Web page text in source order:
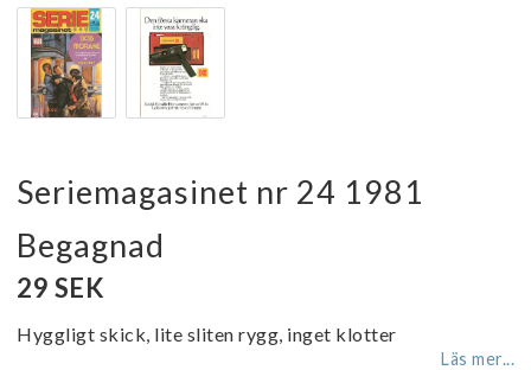
Seriemagasinet nr 24 1981
Begagnad
29 SEK
Hyggligt skick, lite sliten rygg, inget klotter
Läs mer...